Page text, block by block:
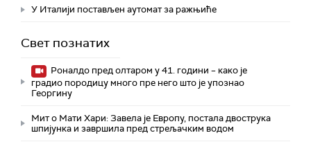
У Италији постављен аутомат за ражњиће
Свет познатих
Роналдо пред олтаром у 41. години – како је
градио породицу много пре него што је упознао
Георгину
Мит о Мати Хари: Завела је Европу, постала двострука
шпијунка и завршила пред стрељачким водом